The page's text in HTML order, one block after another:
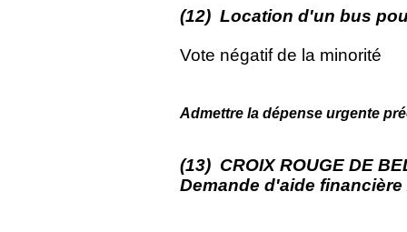
(12) Location d'un bus
Vote négatif de la minorité
Admettre la dépense urgente
(13) CROIX ROUGE DE
Demande d'aide financière